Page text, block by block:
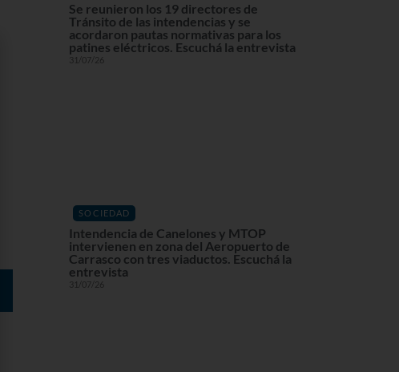
Se reunieron los 19 directores de
Tránsito de las intendencias y se
acordaron pautas normativas para los
patines eléctricos. Escuchá la entrevista
31/07/26
SOCIEDAD
Intendencia de Canelones y MTOP
intervienen en zona del Aeropuerto de
Carrasco con tres viaductos. Escuchá la
entrevista
31/07/26